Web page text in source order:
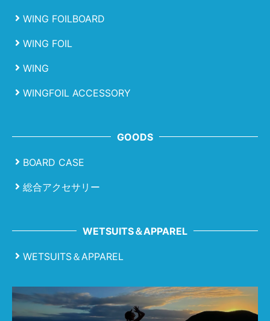
WING FOILBOARD
WING FOIL
WING
WINGFOIL ACCESSORY
GOODS
BOARD CASE
総合アクセサリー
WETSUITS＆APPAREL
WETSUITS＆APPAREL